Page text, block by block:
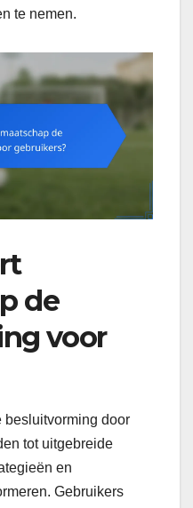
te nemen.
de
voor
besluitvorming door
tot uitgebreide
en
Gebruikers